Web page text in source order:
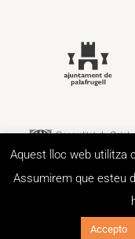
Aquest lloc web utilitza
Assumirem que esteu
Accepto